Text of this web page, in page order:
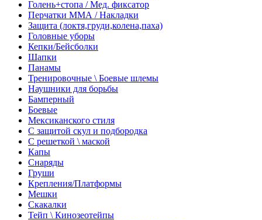
Голень+стопа / Мед. фиксатор
Перчатки ММА / Накладки
Защита (локтя,груди,колена,паха)
Головные уборы
Кепки/Бейсболки
Шапки
Панамы
Тренировочные \ Боевые шлемы
Наушники для борьбы
Бамперный
Боевые
Мексиканского стиля
С защитой скул и подбородка
С решеткой \ маской
Капы
Снаряды
Груши
Крепления/Платформы
Мешки
Скакалки
Тейп \ Кинозеотейпы